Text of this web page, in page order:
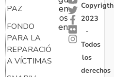
PAZ
FONDO
PARA LA
REPARACIÓN
A VÍCTIMAS
en
os
en:
Copyrigth
2023
-
Todos
los
derechos